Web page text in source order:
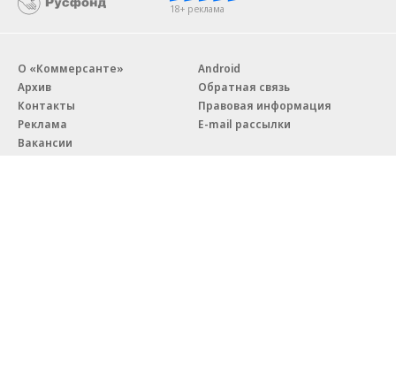
18+ реклама
О «Коммерсанте»
Архив
Контакты
Реклама
Вакансии
Android
Обратная связь
Правовая информация
E-mail рассылки